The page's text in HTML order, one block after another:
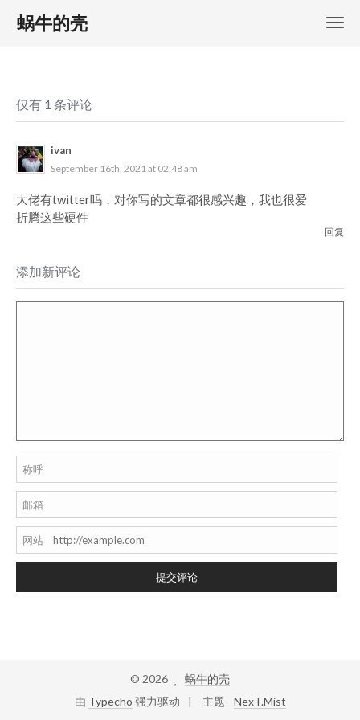
蜗牛的壳
仅有 1 条评论
ivan
September 16th, 2021 at 02:48 am
大佬有twitter吗，对你写的文章都很感兴趣，我也很爱
折腾这些硬件
回复
添加新评论
称呼
邮箱
网站
提交评论
© 2026
蜗牛的壳
由 Typecho 强力驱动 主题 - NexT.Mist